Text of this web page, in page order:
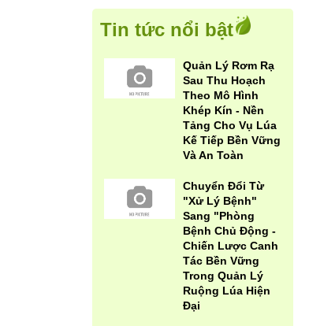
Tin tức nổi bật
Quản Lý Rơm Rạ
Sau Thu Hoạch
Theo Mô Hình
Khép Kín - Nền
Tảng Cho Vụ Lúa
Kế Tiếp Bền Vững
Và An Toàn
Chuyển Đổi Từ
"Xử Lý Bệnh"
Sang "Phòng
Bệnh Chủ Động -
Chiến Lược Canh
Tác Bền Vững
Trong Quản Lý
Ruộng Lúa Hiện
Đại